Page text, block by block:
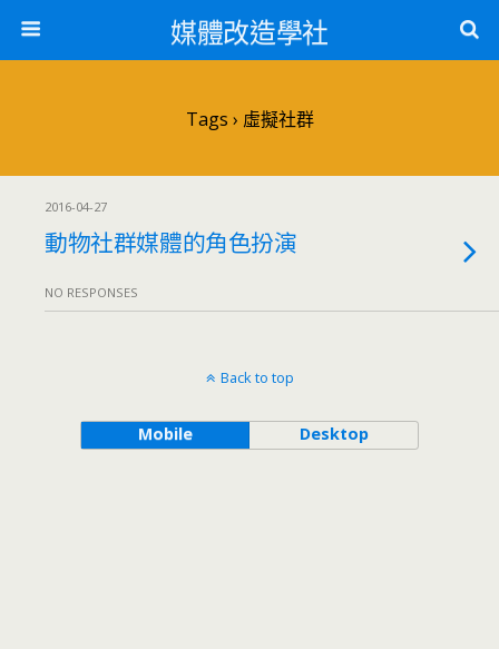
媒體改造學社
Tags › 虛擬社群
2016-04-27
動物社群媒體的角色扮演
NO RESPONSES
Back to top
Mobile Desktop